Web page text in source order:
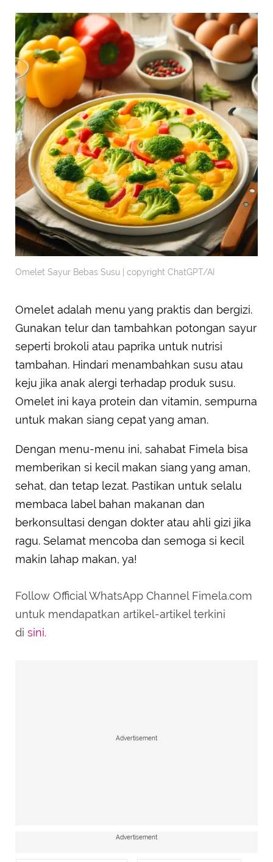
Omelet Sayur Bebas Susu | copyright ChatGPT/AI
Omelet adalah menu yang praktis dan bergizi.
Gunakan telur dan tambahkan potongan sayur
seperti brokoli atau paprika untuk nutrisi
tambahan. Hindari menambahkan susu atau
keju jika anak alergi terhadap produk susu.
Omelet ini kaya protein dan vitamin, sempurna
untuk makan siang cepat yang aman.
Dengan menu-menu ini, sahabat Fimela bisa
memberikan si kecil makan siang yang aman,
sehat, dan tetap lezat. Pastikan untuk selalu
membaca label bahan makanan dan
berkonsultasi dengan dokter atau ahli gizi jika
ragu. Selamat mencoba dan semoga si kecil
makin lahap makan, ya!
Follow Official WhatsApp Channel Fimela.com
untuk mendapatkan artikel-artikel terkini
di sini.
Advertisement
Advertisement